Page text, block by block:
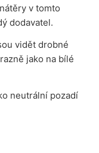
v tomto
dodavatel.
vidět drobné
jako na bílé
neutrální pozadí